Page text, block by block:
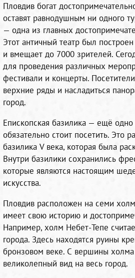
Пловдив богат
оставят равнодушным ни одного
— одна из главных
Этот античный театр был
и вмещает до 7000 зрителей.
для проведения различных
фестивали и концерты.
верхние ряды и насладиться
город.
Епископская базилика — ещё одно
обязательно стоит посетить. Это
базилика V века, которая была
Внутри базилики сохранились
которые являются настоящим
искусства.
Пловдив расположен на семи
имеет свою историю и
Например, холм Небет-Тепе
города. Здесь находятся руины
бронзовом веке. С вершины холма
великолепный вид на весь город.